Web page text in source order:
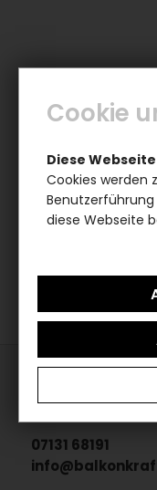
910/800W
Support /
07131 68191
Cookie
Diese
Cookies werden
diese Webseite